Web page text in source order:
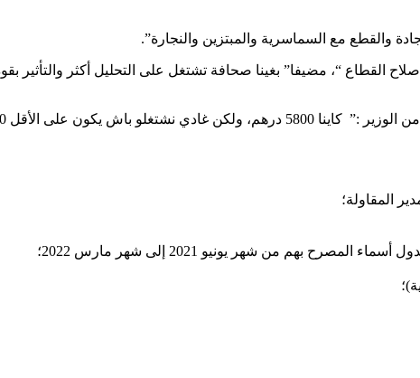
والقطع مع السماسرية والمبتزين والنجارة”.
القطاع “، مضيفا” بغينا صحافة تشتغل على التحليل أكثر والتأثير
من شهر يونيو 2021 إلى شهر مارس 2022؛